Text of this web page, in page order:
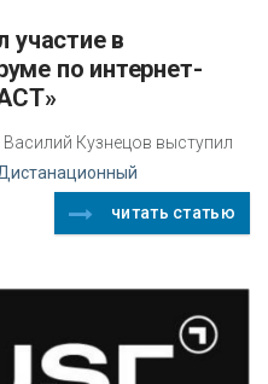
по интернет-
Кузнецов выступил
читать статью